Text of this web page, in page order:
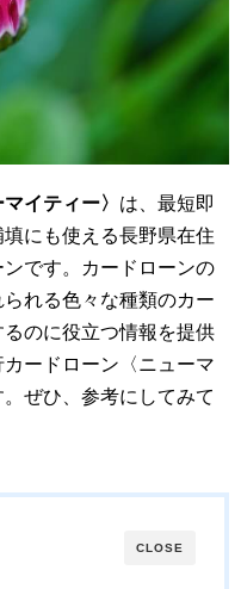
イティー〉 は、最短即
にも使える長野県在住
です。カードローンの
れる色々な種類のカー
のに役立つ情報を提供
ードローン〈ニューマ
ぜひ、参考にしてみて
CLOSE